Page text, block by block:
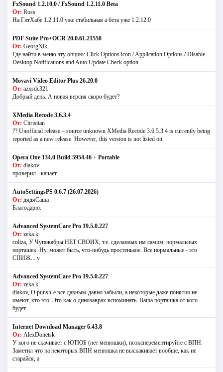
FxSound 1.2.10.0 / FxSound 1.2.11.0 Beta
От: Ross
На ГитХабе 1.2.11.0 уже стабильная а бета уже 1.2.12.0
PDF Suite Pro+OCR 20.0.61.21558
От: GeorgNik
Где найти в меню эту опцию: Click Options icon / Application Options / Disable
Desktop Notifications and Auto Update Check option
Movavi Video Editor Plus 26.20.0
От: azxsdc321
Добрый день. А новая версия скоро будет?
XMedia Recode 3.6.3.4
От: Christian
?? Unofficial release – source unknown XMedia Recode 3.6.5.3.4 is currently being
reported as a new release. However, this version is not listed on
Opera One 134.0 Build 5954.46 + Portable
От: diakov
проверил - качает.
AutoSettingsPS 0.6.7 (26.07.2026)
От: дядяСаша
Благодарю.
Advanced SystemCare Pro 19.5.0.227
От: zeka.k
coliza, У Чупокабры НЕТ СВОИХ, т.е. сделанных им самим, нормальных
порташек. Ну, может быть, что-нибудь простенькое. Все нормальные - это
СПИЖ... у
Advanced SystemCare Pro 19.5.0.227
От: zeka.k
diakov, О punsh-е все давным-давно забыли, а некоторые даже понятия не
имеют, кто это. Это как о динозаврах вспоминать. Ваша порташка от кого
будет
Internet Download Manager 6.43.8
От: AlexDonetsk
У кого не скачивает с ЮТЮБ (нет менюшки), поэксперементируйте с ВПН.
Заметил что на некоторых ВПН менюшка не выскакивает вообще, как не
старайся, а